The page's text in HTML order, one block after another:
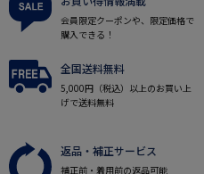
会員限定クーポンや、限定価格で
購入できる！
全国送料無料
5,000円（税込）以上のお買い上
げで送料無料
返品・補正サービス
補正前・着用前の返品可能